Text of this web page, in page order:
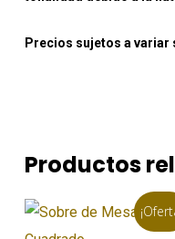
Precios sujetos a variar
Productos